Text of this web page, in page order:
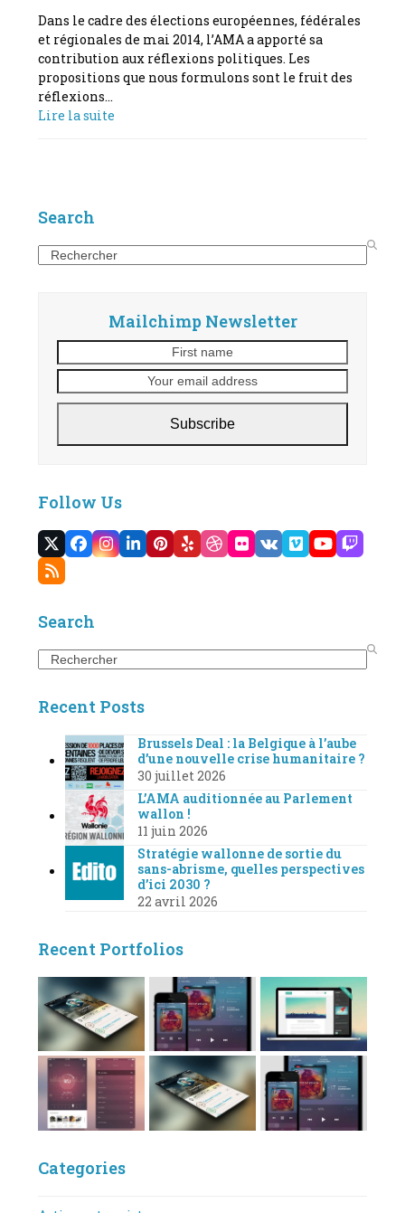
Dans le cadre des élections européennes, fédérales
et régionales de mai 2014, l’AMA a apporté sa
contribution aux réflexions politiques. Les
propositions que nous formulons sont le fruit des
réflexions…
Lire la suite
Search
Search
Mailchimp Newsletter
name
email
Subscribe
Follow Us
Twitter
(deprecated)
Facebook
Instagram
LinkedIn
Pinterest
YelpDribbble
Flickr
VKVimeoYouTube
RSS
Search
Search
Recent Posts
Brussels Deal : la Belgique à l’aube
d’une nouvelle crise humanitaire ?
30 juillet 2026
L’AMA auditionnée au Parlement
wallon !
11 juin 2026
Stratégie wallonne de sortie du
sans-abrisme, quelles perspectives
d’ici 2030 ?
22 avril 2026
Recent Portfolios
Categories